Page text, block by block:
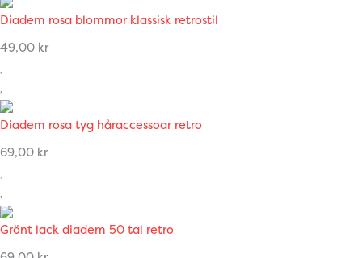
Diadem rosa blommor klassisk retrostil
49,00 kr
Diadem rosa tyg håraccessoar retro
69,00 kr
Grönt lack diadem 50 tal retro